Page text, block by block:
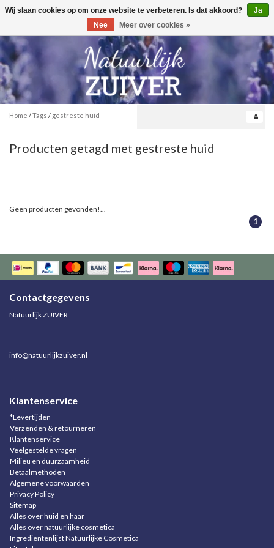
Toggle
0
Home /Tags / gestreste huid
Producten getagd met gestreste huid
Geen producten gevonden!...
1
Contactgegevens
Natuurlijk ZUIVER
info@natuurlijkzuiver.nl
Klantenservice
*Levertijden
Verzenden & retourneren
Klantenservice
Veelgestelde vragen
Milieu en duurzaamheid
Betaalmethoden
Algemene voorwaarden
Privacy Policy
Sitemap
Alles over huid en haar
Alles over natuurlijke cosmetica
Ingrediëntenlijst Natuurlijke Cosmetica
Wij slaan cookies op om onze website te verbeteren. Is dat akkoord?
Ja
Nee
Meer over cookies »